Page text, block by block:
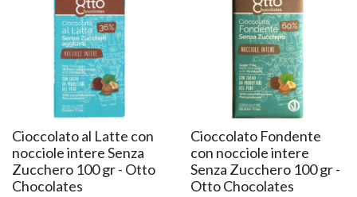
Cioccolato al Latte con
nocciole intere Senza
Zucchero 100 gr - Otto
Chocolates
Cioccolato Fondente
con nocciole intere
Senza Zucchero 100 gr -
Otto Chocolates